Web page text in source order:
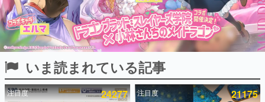
インタビュー
連載・特集一覧
殿堂入り記事
SNS拡散数が数千以上！ ページビュー数万以上！ などな
ど。多くの人々に読まれた、電ファミ渾身の“殿堂入り”記
事をまとめました。
いま読まれている記事
注目度 24277 注目度 21175